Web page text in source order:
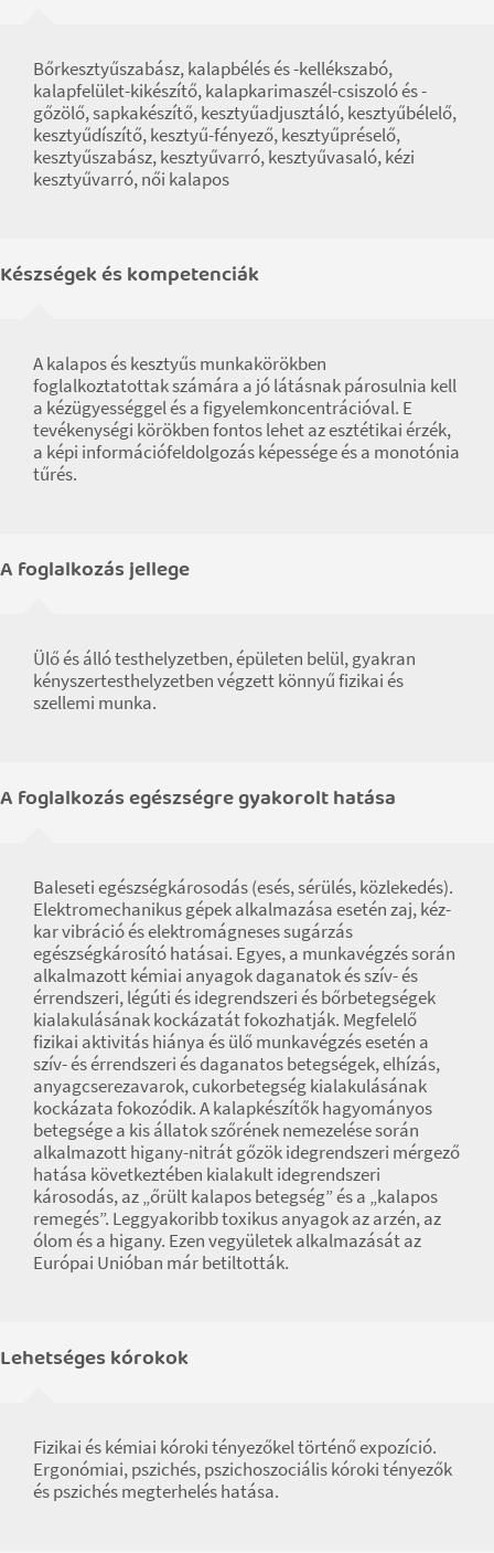
Bőrkesztyűszabász, kalapbélés és -kellékszabó,
kalapfelület-kikészítő, kalapkarimaszél-csiszoló és -
gőzölő, sapkakészítő, kesztyűadjusztáló, kesztyűbélelő,
kesztyűdíszítő, kesztyű-fényező, kesztyűpréselő,
kesztyűszabász, kesztyűvarró, kesztyűvasaló, kézi
kesztyűvarró, női kalapos
Készségek és kompetenciák
A kalapos és kesztyűs munkakörökben
foglalkoztatottak számára a jó látásnak párosulnia kell
a kézügyességgel és a figyelemkoncentrációval. E
tevékenységi körökben fontos lehet az esztétikai érzék,
a képi információfeldolgozás képessége és a monotónia
tűrés.
A foglalkozás jellege
Ülő és álló testhelyzetben, épületen belül, gyakran
kényszertesthelyzetben végzett könnyű fizikai és
szellemi munka.
A foglalkozás egészségre gyakorolt hatása
Baleseti egészségkárosodás (esés, sérülés, közlekedés).
Elektromechanikus gépek alkalmazása esetén zaj, kéz-
kar vibráció és elektromágneses sugárzás
egészségkárosító hatásai. Egyes, a munkavégzés során
alkalmazott kémiai anyagok daganatok és szív- és
érrendszeri, légúti és idegrendszeri és bőrbetegségek
kialakulásának kockázatát fokozhatják. Megfelelő
fizikai aktivitás hiánya és ülő munkavégzés esetén a
szív- és érrendszeri és daganatos betegségek, elhízás,
anyagcserezavarok, cukorbetegség kialakulásának
kockázata fokozódik. A kalapkészítők hagyományos
betegsége a kis állatok szőrének nemezelése során
alkalmazott higany-nitrát gőzök idegrendszeri mérgező
hatása következtében kialakult idegrendszeri
károsodás, az „őrült kalapos betegség” és a „kalapos
remegés”. Leggyakoribb toxikus anyagok az arzén, az
ólom és a higany. Ezen vegyületek alkalmazását az
Európai Unióban már betiltották.
Lehetséges kórokok
Fizikai és kémiai kóroki tényezőkel történő expozíció.
Ergonómiai, pszichés, pszichoszociális kóroki tényezők
és pszichés megterhelés hatása.